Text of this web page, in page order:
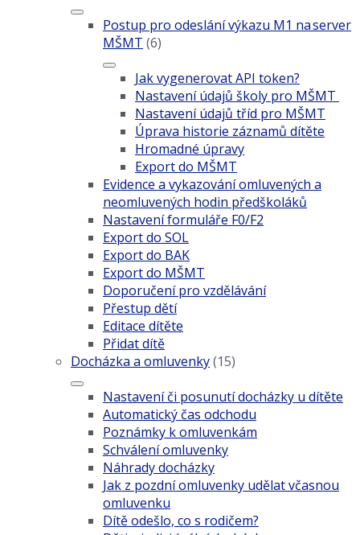
Postup pro odeslání výkazu M1 na server
MŠMT (6)
Jak vygenerovat API token?
Nastavení údajů školy pro MŠMT
Nastavení údajů tříd pro MŠMT
Úprava historie záznamů dítěte
Hromadné úpravy
Export do MŠMT
Evidence a vykazování omluvených a
neomluvených hodin předškoláků
Nastavení formuláře F0/F2
Export do SOL
Export do BAK
Export do MŠMT
Doporučení pro vzdělávání
Přestup dětí
Editace dítěte
Přidat dítě
Docházka a omluvenky(15)
Nastavení či posunutí docházky u dítěte
Automatický čas odchodu
Poznámky k omluvenkám
Schválení omluvenky
Náhrady docházky
Jak z pozdní omluvenky udělat včasnou
omluvenku
Dítě odešlo, co s rodičem?